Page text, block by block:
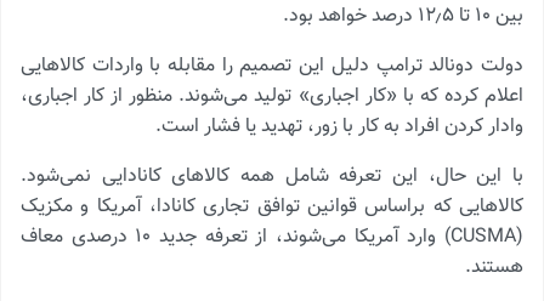
بین ۱۰ تا ۱۲٫۵ درصد خواهد بود.
دولت دونالد ترامپ دلیل این تصمیم را مقابله با واردات کالاهایی
اعلام کرده که با «کار اجباری» تولید می‌شوند. منظور از کار اجباری،
وادار کردن افراد به کار با زور، تهدید یا فشار است.
با این حال، این تعرفه شامل همه کالاهای کانادایی نمی‌شود.
کالاهایی که براساس قوانین توافق تجاری کانادا، آمریکا و مکزیک
(CUSMA) وارد آمریکا می‌شوند، از تعرفه جدید ۱۰ درصدی معاف
هستند.